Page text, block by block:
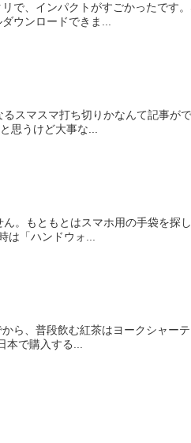
で、インパクトがすごかったです
ウンロードできま...
スマスマ打ち切りかなんて記事が
思うけど大事な...
。もともとはスマホ用の手袋を探
は「ハンドウォ...
ら、普段飲む紅茶はヨークシャー
本で購入する...